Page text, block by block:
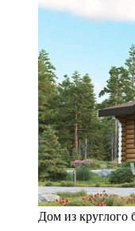
Дом из круглого